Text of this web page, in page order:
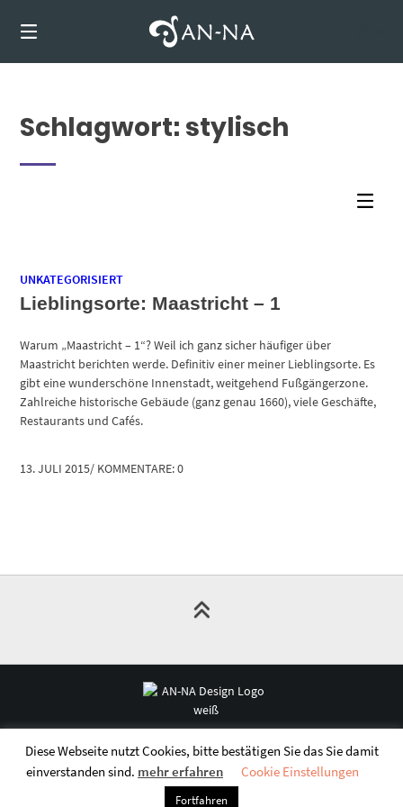
Inhalt
Schlagwort: stylisch
UNKATEGORISIERT
Lieblingsorte: Maastricht – 1
Warum „Maastricht – 1“? Weil ich ganz sicher häufiger über
Maastricht berichten werde. Definitiv einer meiner Lieblingsorte. Es
gibt eine wunderschöne Innenstadt, weitgehend Fußgängerzone.
Zahlreiche historische Gebäude (ganz genau 1660), viele Geschäfte,
Restaurants und Cafés.
13. JULI 2015/ KOMMENTARE: 0
IMPRESSUM ZAHLUNGSWEISEN
VERSAND, LIEFERUNG & RETOUREN
Diese Webseite nutzt Cookies, bitte bestätigen Sie das Sie damit
einverstanden sind. mehr erfahren Cookie Einstellungen
Fortfahren